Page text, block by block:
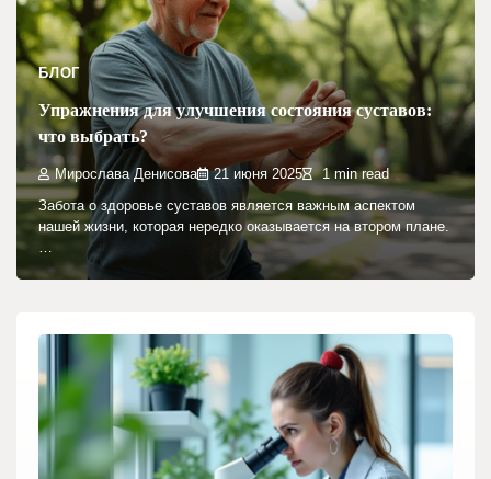
БЛОГ
Упражнения для улучшения состояния суставов:
что выбрать?
Мирослава Денисова 21 июня 2025 1 min read
Забота о здоровье суставов является важным аспектом
нашей жизни, которая нередко оказывается на втором плане.
…